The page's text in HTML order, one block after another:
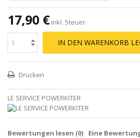
17,90 € inkl. Steuer.
IN DEN WARENKORB
Drucken
LE SERVICE POWERKITER
Bewertungen lesen (0) Eine